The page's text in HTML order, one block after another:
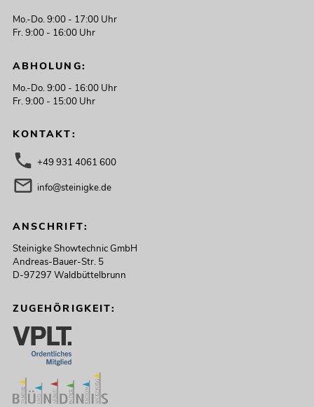
Mo.-Do. 9:00 - 17:00 Uhr
Fr. 9:00 - 16:00 Uhr
ABHOLUNG:
Mo.-Do. 9:00 - 16:00 Uhr
Fr. 9:00 - 15:00 Uhr
KONTAKT:
+49 931 4061 600
info@steinigke.de
ANSCHRIFT:
Steinigke Showtechnic GmbH
Andreas-Bauer-Str. 5
D-97297 Waldbüttelbrunn
ZUGEHÖRIGKEIT: